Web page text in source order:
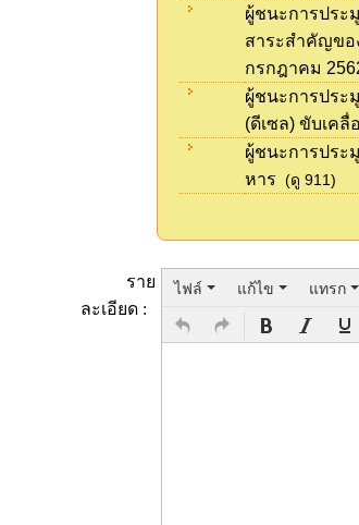
ผู้ชนะการประ
สาระสำคัญขอ
กรกฎาคม
ผู้ชนะการประ
(ดีเซล) ขับเค
ผู้ชนะการประ
หาร (ดู 911)
ราย
ละเอียด :
ไฟล์ แก้ไข แทรก